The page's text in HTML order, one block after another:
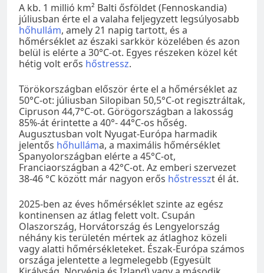
A kb. 1 millió km² Balti ősföldet (Fennoskandia)
júliusban érte el a valaha feljegyzett legsúlyosabb
hőhullám, amely 21 napig tartott, és a
hőmérséklet az északi sarkkör közelében és azon
belül is elérte a 30°C-ot. Egyes részeken közel két
hétig volt erős hőstressz.
Törökországban először érte el a hőmérséklet az
50°C-ot: júliusban Silopiban 50,5°C-ot regisztráltak,
Cipruson 44,7°C-ot. Görögországban a lakosság
85%-át érintette a 40°- 44°C-os hőség.
Augusztusban volt Nyugat-Európa harmadik
jelentős hőhulláma, a maximális hőmérséklet
Spanyolországban elérte a 45°C-ot,
Franciaországban a 42°C-ot. Az emberi szervezet
38-46 °C között már nagyon erős hőstresszt él át.
2025-ben az éves hőmérséklet szinte az egész
kontinensen az átlag felett volt. Csupán
Olaszország, Horvátország és Lengyelország
néhány kis területén mértek az átlaghoz közeli
vagy alatti hőmérsékleteket. Észak-Európa számos
országa jelentette a legmelegebb (Egyesült